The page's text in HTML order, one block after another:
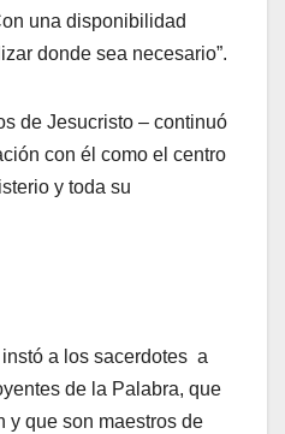
una disponibilidad
donde sea necesario”.
de Jesucristo – continuó
con él como el centro
y toda su
a los sacerdotes a
de la Palabra, que
y que son maestros de